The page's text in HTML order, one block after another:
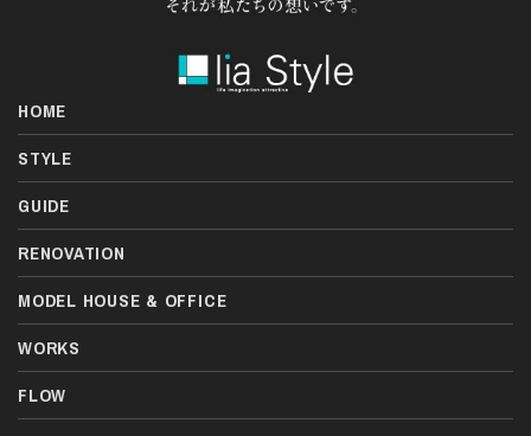
HOME
STYLE
GUIDE
RENOVATION
MODEL HOUSE & OFFICE
WORKS
FLOW